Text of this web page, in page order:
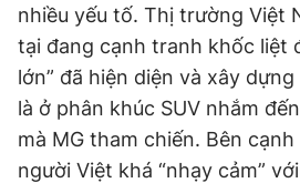
nhiều yếu tố. Thị trường Việt
tại đang cạnh tranh khốc liệt
lớn” đã hiện diện và xây
là ở phân khúc SUV nhắm
mà MG tham chiến. Bên
người Việt khá “nhạy cảm”